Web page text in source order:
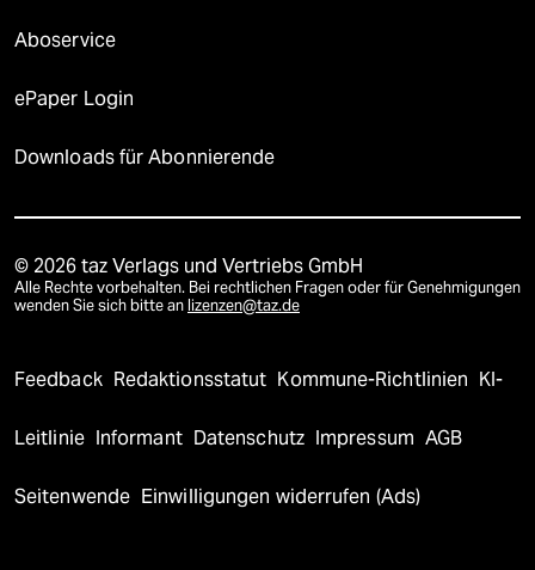
Aboservice
ePaper Login
Downloads für Abonnierende
© 2026 taz Verlags und Vertriebs GmbH
Alle Rechte vorbehalten. Bei rechtlichen Fragen oder für Genehmigungen
wenden Sie sich bitte an lizenzen@taz.de
Feedback Redaktionsstatut Kommune-Richtlinien KI-
Leitlinie Informant Datenschutz Impressum AGB
Seitenwende Einwilligungen widerrufen (Ads)